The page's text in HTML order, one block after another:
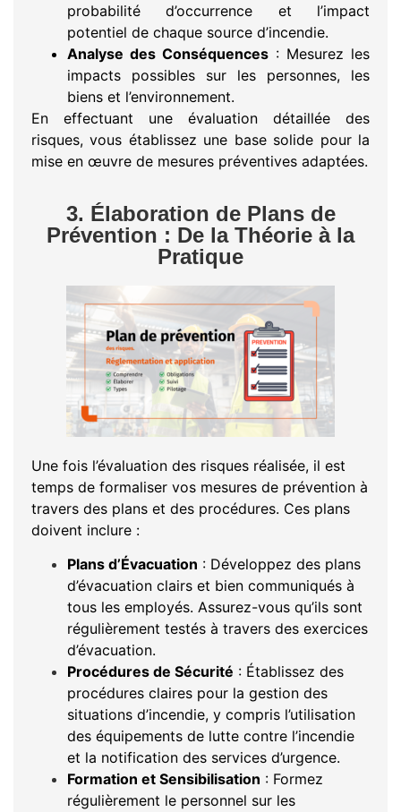
probabilité d’occurrence et l’impact
potentiel de chaque source d’incendie.
Analyse des Conséquences : Mesurez les
impacts possibles sur les personnes, les
biens et l’environnement.
En effectuant une évaluation détaillée des
risques, vous établissez une base solide pour la
mise en œuvre de mesures préventives adaptées.
3. Élaboration de Plans de
Prévention : De la Théorie à la
Pratique
Une fois l’évaluation des risques réalisée, il est
temps de formaliser vos mesures de prévention à
travers des plans et des procédures. Ces plans
doivent inclure :
Plans d’Évacuation : Développez des plans
d’évacuation clairs et bien communiqués à
tous les employés. Assurez-vous qu’ils sont
régulièrement testés à travers des exercices
d’évacuation.
Procédures de Sécurité : Établissez des
procédures claires pour la gestion des
situations d’incendie, y compris l’utilisation
des équipements de lutte contre l’incendie
et la notification des services d’urgence.
Formation et Sensibilisation : Formez
régulièrement le personnel sur les